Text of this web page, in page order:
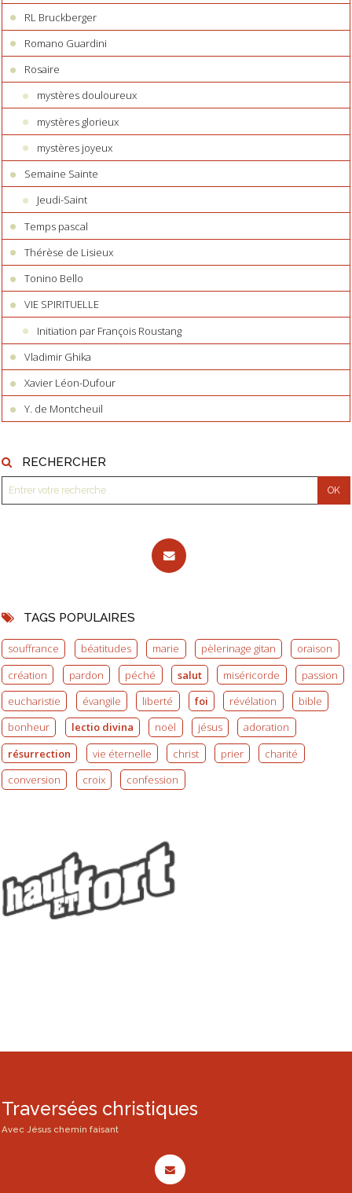
RL Bruckberger
Romano Guardini
Rosaire
mystères douloureux
mystères glorieux
mystères joyeux
Semaine Sainte
Jeudi-Saint
Temps pascal
Thérèse de Lisieux
Tonino Bello
VIE SPIRITUELLE
Initiation par François Roustang
Vladimir Ghika
Xavier Léon-Dufour
Y. de Montcheuil
RECHERCHER
TAGS POPULAIRES
souffrance béatitudes marie pèlerinage gitan
oraison
création
pardon péché salut miséricorde
passion
eucharistie
évangile liberté foi révélation
bible
bonheur
lectio divina noël jésus
adoration
résurrection
vie éternelle christ prier
charité
conversion
croix confession
Traversées christiques
Avec Jésus chemin faisant